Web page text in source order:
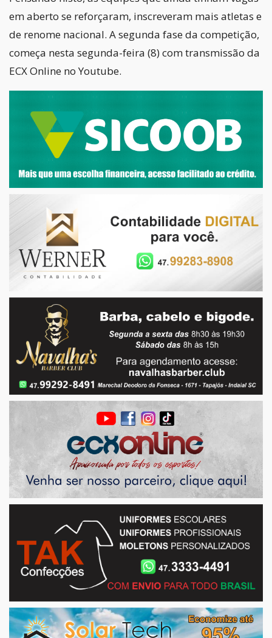
em aberto se reforçaram, inscreveram mais atletas e
de renome nacional. A segunda fase da competição,
começa nesta segunda-feira (8) com transmissão da
ECX Online no Youtube.